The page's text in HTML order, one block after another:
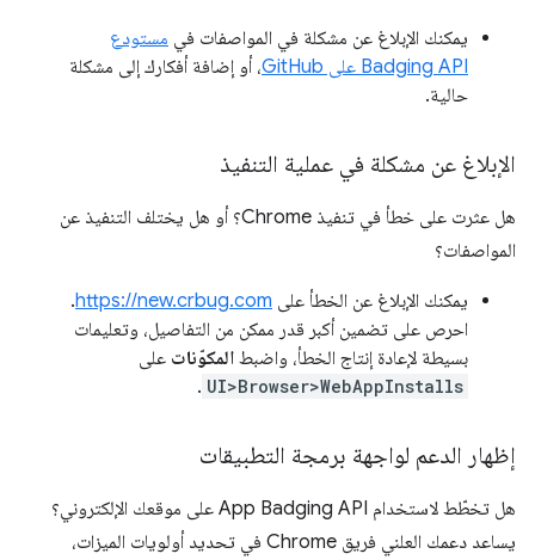
يمكنك الإبلاغ عن مشكلة في المواصفات في مستودع
Badging API على GitHub
، أو إضافة أفكارك إلى مشكلة
حالية.
الإبلاغ عن مشكلة في عملية التنفيذ
هل عثرت على خطأ في تنفيذ Chrome؟ أو هل يختلف التنفيذ عن
المواصفات؟
يمكنك الإبلاغ عن الخطأ على https://new.crbug.com
.
احرص على تضمين أكبر قدر ممكن من التفاصيل، وتعليمات
بسيطة لإعادة إنتاج الخطأ، واضبط المكوّنات على
UI>Browser>WebAppInstalls
.
إظهار الدعم لواجهة برمجة التطبيقات
هل تخطّط لاستخدام App Badging API على موقعك الإلكتروني؟
يساعد دعمك العلني فريق Chrome في تحديد أولويات الميزات،